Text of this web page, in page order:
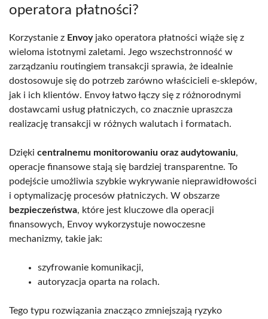
operatora płatności?
Korzystanie z Envoyjako operatora płatności wiąże się z
wieloma istotnymi zaletami. Jego wszechstronność w
zarządzaniu routingiem transakcji sprawia, że idealnie
dostosowuje się do potrzeb zarówno właścicieli e-sklepów,
jak i ich klientów. Envoy łatwo łączy się z różnorodnymi
dostawcami usług płatniczych, co znacznie upraszcza
realizację transakcji w różnych walutach i formatach.
Dzięki centralnemu monitorowaniu oraz audytowaniu,
operacje finansowe stają się bardziej transparentne. To
podejście umożliwia szybkie wykrywanie nieprawidłowości
i optymalizację procesów płatniczych. W obszarze
bezpieczeństwa, które jest kluczowe dla operacji
finansowych, Envoy wykorzystuje nowoczesne
mechanizmy, takie jak:
szyfrowanie komunikacji,
autoryzacja oparta na rolach.
Tego typu rozwiązania znacząco zmniejszają ryzyko